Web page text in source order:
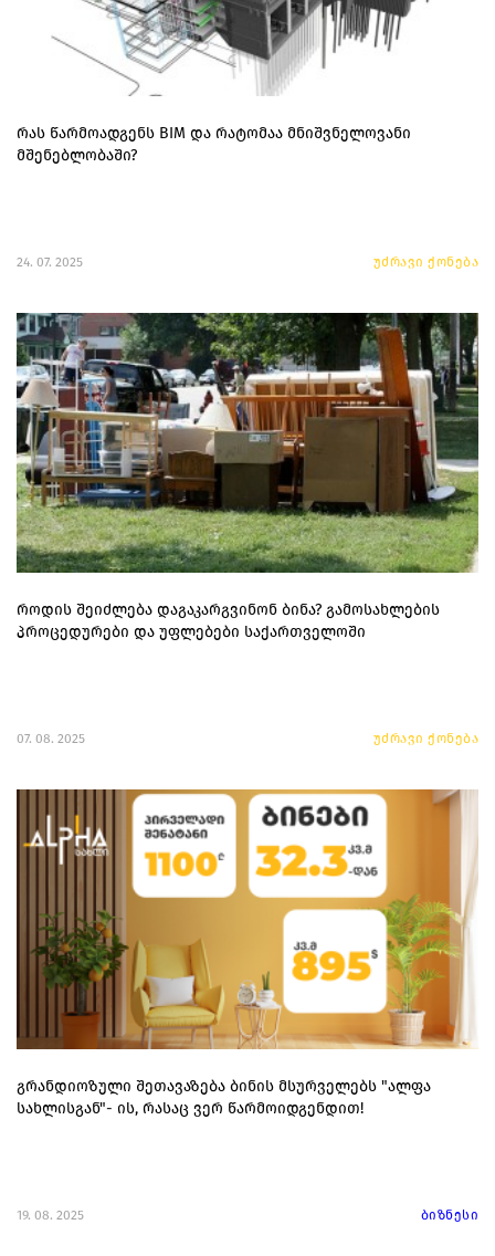
რას წარმოადგენს BIM და რატომაა მნიშვნელოვანი
მშენებლობაში?
24. 07. 2025 უძრავი ქონება
როდის შეიძლება დაგაკარგვინონ ბინა? გამოსახლების
პროცედურები და უფლებები საქართველოში
07. 08. 2025 უძრავი ქონება
გრანდიოზული შეთავაზება ბინის მსურველებს "ალფა
სახლისგან"- ის, რასაც ვერ წარმოიდგენდით!
19. 08. 2025 ბიზნესი